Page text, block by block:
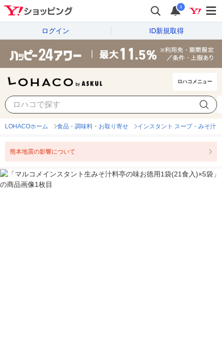
i
ログイン ID新規取得
ロハコメニュー
LOHACOホーム 食品・調味料・お取り寄せ インスタント スープ・みそ汁
熊本地震の影響について